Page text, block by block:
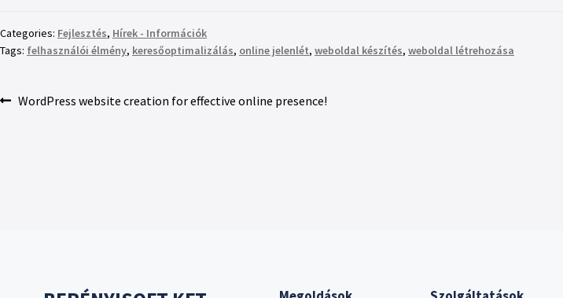
Categories: Fejlesztés, Hírek - Információk
Tags: felhasználói élmény, keresőoptimalizálás, online jelenlét, weboldal készítés, weboldal létrehozása
WordPress website creation for effective online presence!